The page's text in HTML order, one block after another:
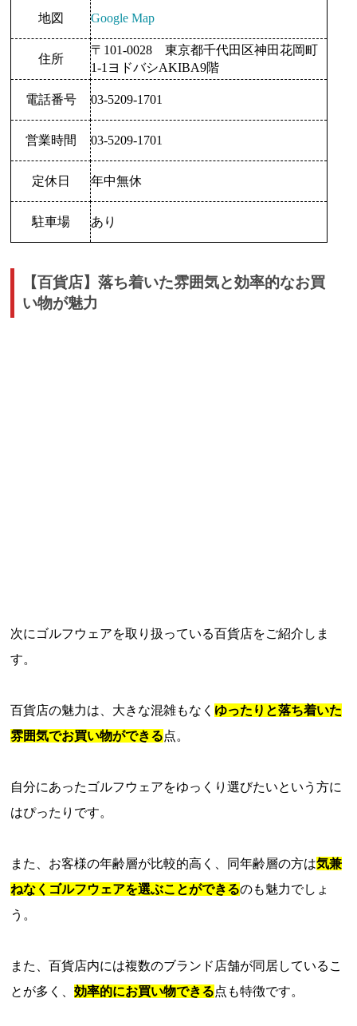
地図 Google Map
住所
〒101-0028 東京都千代田区神田花岡町
1-1ヨドバシAKIBA9階
電話番号 03-5209-1701
営業時間 03-5209-1701
定休日 年中無休
駐車場 あり
【百貨店】落ち着いた雰囲気と効率的なお買
い物が魅力
次にゴルフウェアを取り扱っている百貨店をご紹介しま
す。
百貨店の魅力は、大きな混雑もなく ゆったりと落ち着いた
雰囲気でお買い物ができる点。
自分にあったゴルフウェアをゆっくり選びたいという方に
はぴったりです。
また、お客様の年齢層が比較的高く、同年齢層の方は気兼
ねなくゴルフウェアを選ぶことができるのも魅力でしょ
う。
また、百貨店内には複数のブランド店舗が同居しているこ
とが多く、効率的にお買い物できる点も特徴です。